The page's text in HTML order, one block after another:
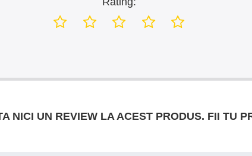
NICI UN REVIEW LA ACEST PRODUS. FII TU